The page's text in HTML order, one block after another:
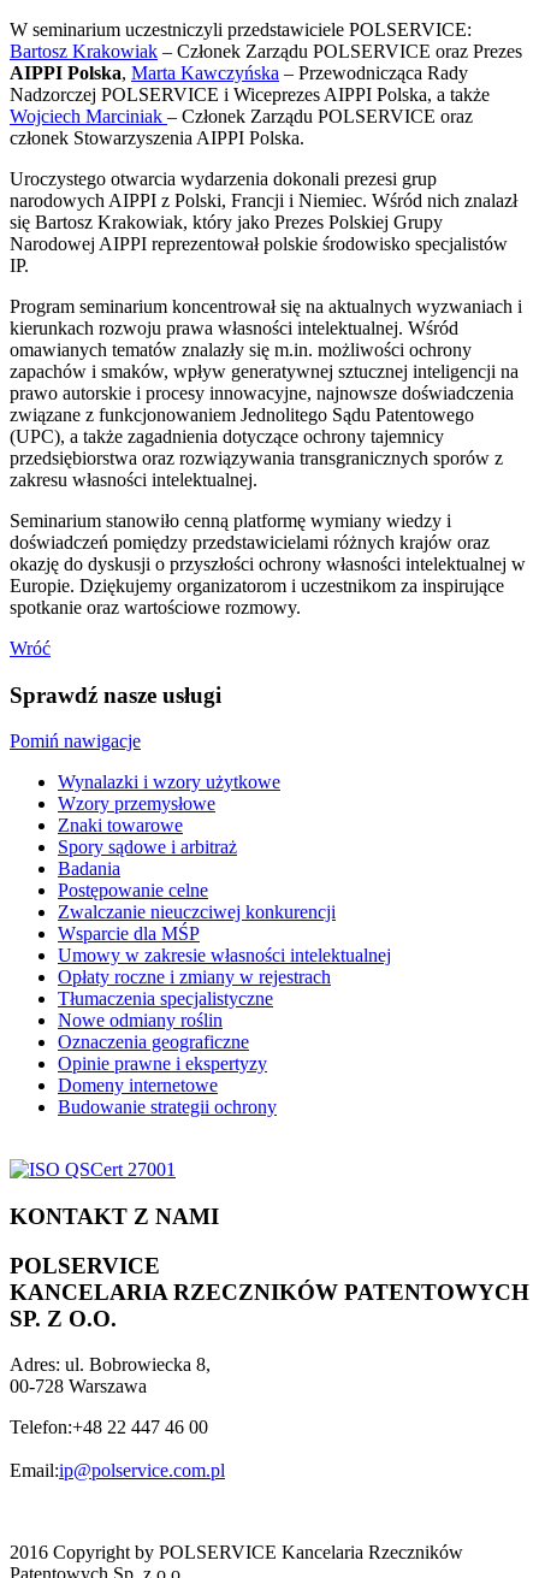
W seminarium uczestniczyli przedstawiciele POLSERVICE:
Bartosz Krakowiak – Członek Zarządu POLSERVICE oraz Prezes
AIPPI Polska, Marta Kawczyńska – Przewodnicząca Rady
Nadzorczej POLSERVICE i Wiceprezes AIPPI Polska, a także
Wojciech Marciniak – Członek Zarządu POLSERVICE oraz
członek Stowarzyszenia AIPPI Polska.
Uroczystego otwarcia wydarzenia dokonali prezesi grup
narodowych AIPPI z Polski, Francji i Niemiec. Wśród nich znalazł
się Bartosz Krakowiak, który jako Prezes Polskiej Grupy
Narodowej AIPPI reprezentował polskie środowisko specjalistów
IP.
Program seminarium koncentrował się na aktualnych wyzwaniach i
kierunkach rozwoju prawa własności intelektualnej. Wśród
omawianych tematów znalazły się m.in. możliwości ochrony
zapachów i smaków, wpływ generatywnej sztucznej inteligencji na
prawo autorskie i procesy innowacyjne, najnowsze doświadczenia
związane z funkcjonowaniem Jednolitego Sądu Patentowego
(UPC), a także zagadnienia dotyczące ochrony tajemnicy
przedsiębiorstwa oraz rozwiązywania transgranicznych sporów z
zakresu własności intelektualnej.
Seminarium stanowiło cenną platformę wymiany wiedzy i
doświadczeń pomiędzy przedstawicielami różnych krajów oraz
okazję do dyskusji o przyszłości ochrony własności intelektualnej w
Europie. Dziękujemy organizatorom i uczestnikom za inspirujące
spotkanie oraz wartościowe rozmowy.
Wróć
Sprawdź nasze usługi
Pomiń nawigacje
Wynalazki i wzory użytkowe
Wzory przemysłowe
Znaki towarowe
Spory sądowe i arbitraż
Badania
Postępowanie celne
Zwalczanie nieuczciwej konkurencji
Wsparcie dla MŚP
Umowy w zakresie własności intelektualnej
Opłaty roczne i zmiany w rejestrach
Tłumaczenia specjalistyczne
Nowe odmiany roślin
Oznaczenia geograficzne
Opinie prawne i ekspertyzy
Domeny internetowe
Budowanie strategii ochrony
KONTAKT Z NAMI
POLSERVICE
KANCELARIA RZECZNIKÓW PATENTOWYCH
SP. Z O.O.
Adres: ul. Bobrowiecka 8,
00-728 Warszawa
Telefon:+48 22 447 46 00
Email:ip@polservice.com.pl
2016 Copyright by POLSERVICE Kancelaria Rzeczników